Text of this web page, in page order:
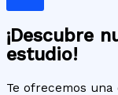
¡Descubre
estudio!
Te ofrecemos